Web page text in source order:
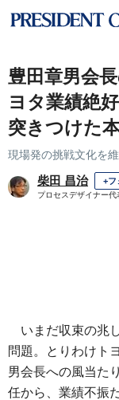
豊田章男会
ヨタ業績絶
突きつけた
現場発の挑戦文化を
柴田 昌治 +フ
プロセスデザイナー代
いまだ収束の兆
問題。とりわけト
男会長への風当た
任から、業績不振